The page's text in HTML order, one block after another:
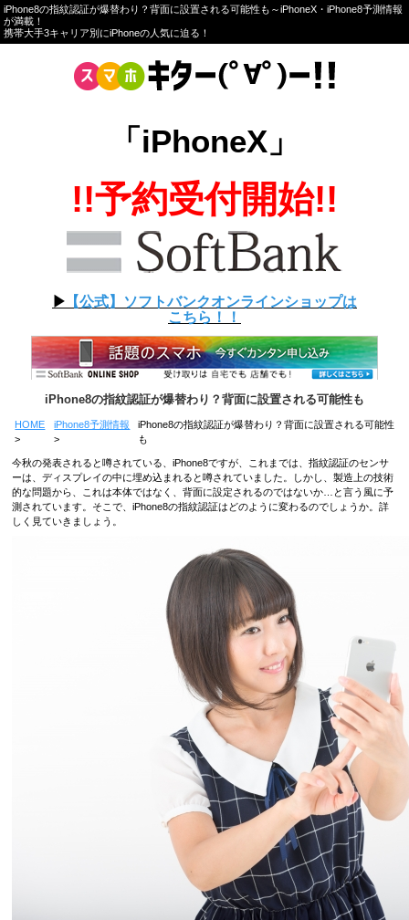
iPhone8の指紋認証が爆替わり？背面に設置される可能性も～iPhoneX・iPhone8予測情報
が満載！
携帯大手3キャリア別にiPhoneの人気に迫る！
「iPhoneX」
!!予約受付開始!!
▶︎ 【公式】ソフトバンクオンラインショップは
こちら！！
iPhone8の指紋認証が爆替わり？背面に設置される可能性も
HOME iPhone8予測情報
iPhone8の指紋認証が爆替わり？背面に設置される可能性
も
今秋の発表されると噂されている、iPhone8ですが、これまでは、指紋認証のセンサ
ーは、ディスプレイの中に埋め込まれると噂されていました。しかし、製造上の技術
的な問題から、これは本体ではなく、背面に設定されるのではないか…と言う風に予
測されています。そこで、iPhone8の指紋認証はどのように変わるのでしょうか。詳
しく見ていきましょう。